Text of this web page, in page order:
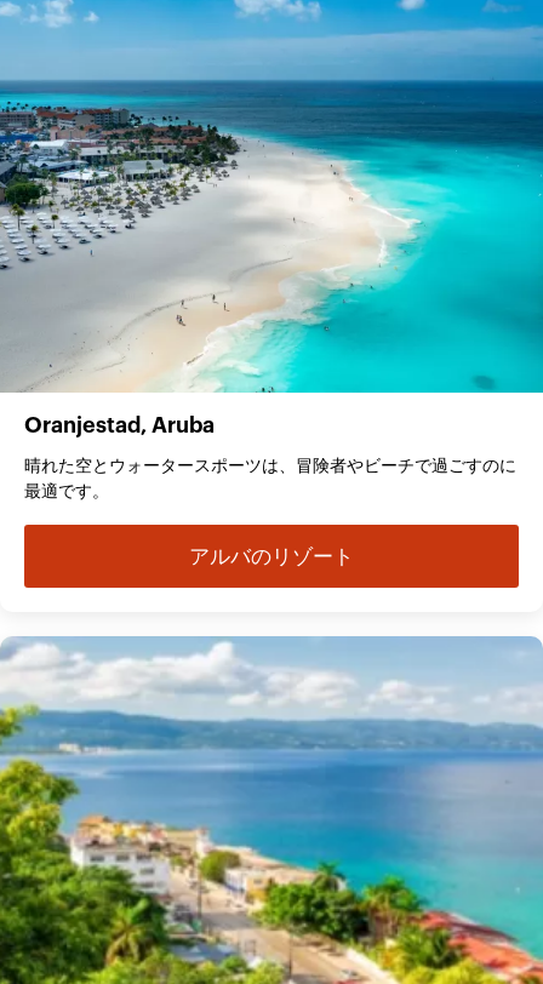
Oranjestad, Aruba
晴れた空とウォータースポーツは、冒険者やビーチで過ごすのに
最適です。
アルバのリゾート